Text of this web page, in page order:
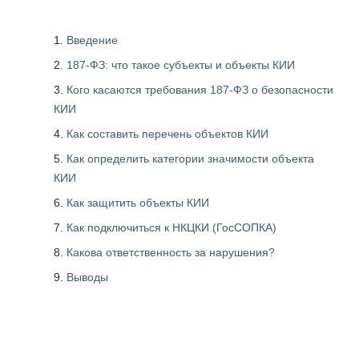
Введение
187-ФЗ: что такое субъекты и объекты КИИ
Кого касаются требования 187-ФЗ о безопасности
КИИ
Как составить перечень объектов КИИ
Как определить категории значимости объекта
КИИ
Как защитить объекты КИИ
Как подключиться к НКЦКИ (ГосСОПКА)
Какова ответственность за нарушения?
Выводы